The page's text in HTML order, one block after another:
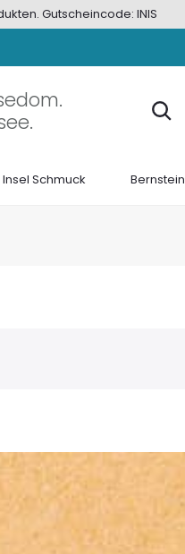
Gutscheincode: INIS
Schmuck Bernstein